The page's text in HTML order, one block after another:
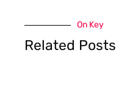
On Key
Related Posts